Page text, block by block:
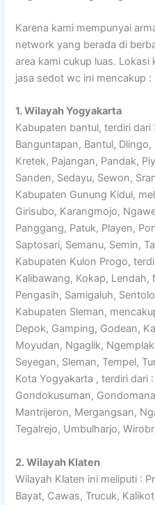
Karena kami mempunyai
network yang berada di
area kami cukup luas.
jasa sedot wc ini mencakup :
1. Wilayah Yogyakarta
Kabupaten bantul, terdiri dari
Banguntapan, Bantul,
Kretek, Pajangan, Pandak,
Sanden, Sedayu, Sewon,
Kabupaten Gunung Kidul,
Girisubo, Karangmojo,
Panggang, Patuk, Playen,
Saptosari, Semanu, Semin,
Kabupaten Kulon Progo,
Kalibawang, Kokap, Lendah,
Pengasih, Samigaluh,
Kabupaten Sleman,
Depok, Gamping, Godean,
Moyudan, Ngaglik,
Seyegan, Sleman, Tempel,
Kota Yogyakarta , terdiri dari
Gondokusuman,
Mantrijeron, Mergangsan,
Tegalrejo, Umbulharjo,
2. Wilayah Klaten
Wilayah Klaten ini meliputi :
Bayat, Cawas, Trucuk,